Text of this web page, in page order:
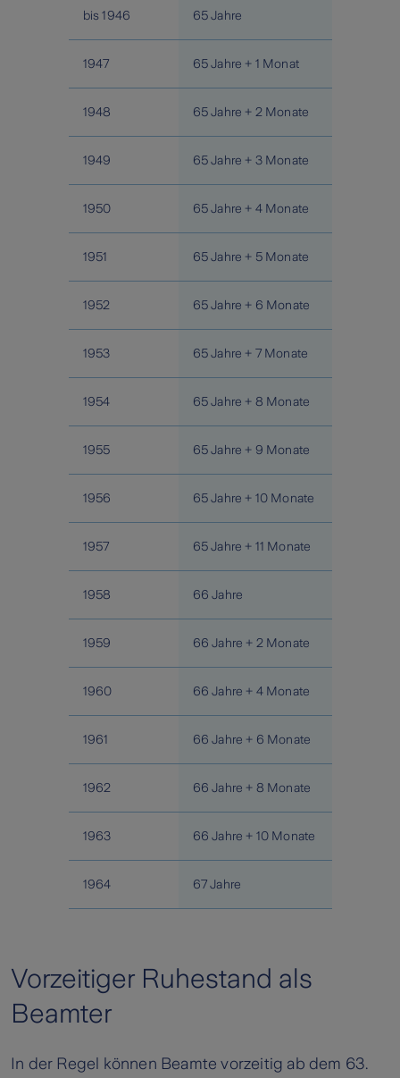
bis 1946 65 Jahre
1947 65 Jahre + 1 Monat
1948 65 Jahre + 2 Monate
1949 65 Jahre + 3 Monate
1950 65 Jahre + 4 Monate
1951 65 Jahre + 5 Monate
1952 65 Jahre + 6 Monate
1953 65 Jahre + 7 Monate
1954 65 Jahre + 8 Monate
1955 65 Jahre + 9 Monate
1956 65 Jahre + 10 Monate
1957 65 Jahre + 11 Monate
1958 66 Jahre
1959 66 Jahre + 2 Monate
1960 66 Jahre + 4 Monate
1961 66 Jahre + 6 Monate
1962 66 Jahre + 8 Monate
1963 66 Jahre + 10 Monate
1964 67 Jahre
Vorzeitiger Ruhestand als
Beamter
In der Regel können Beamte vorzeitig ab dem 63.